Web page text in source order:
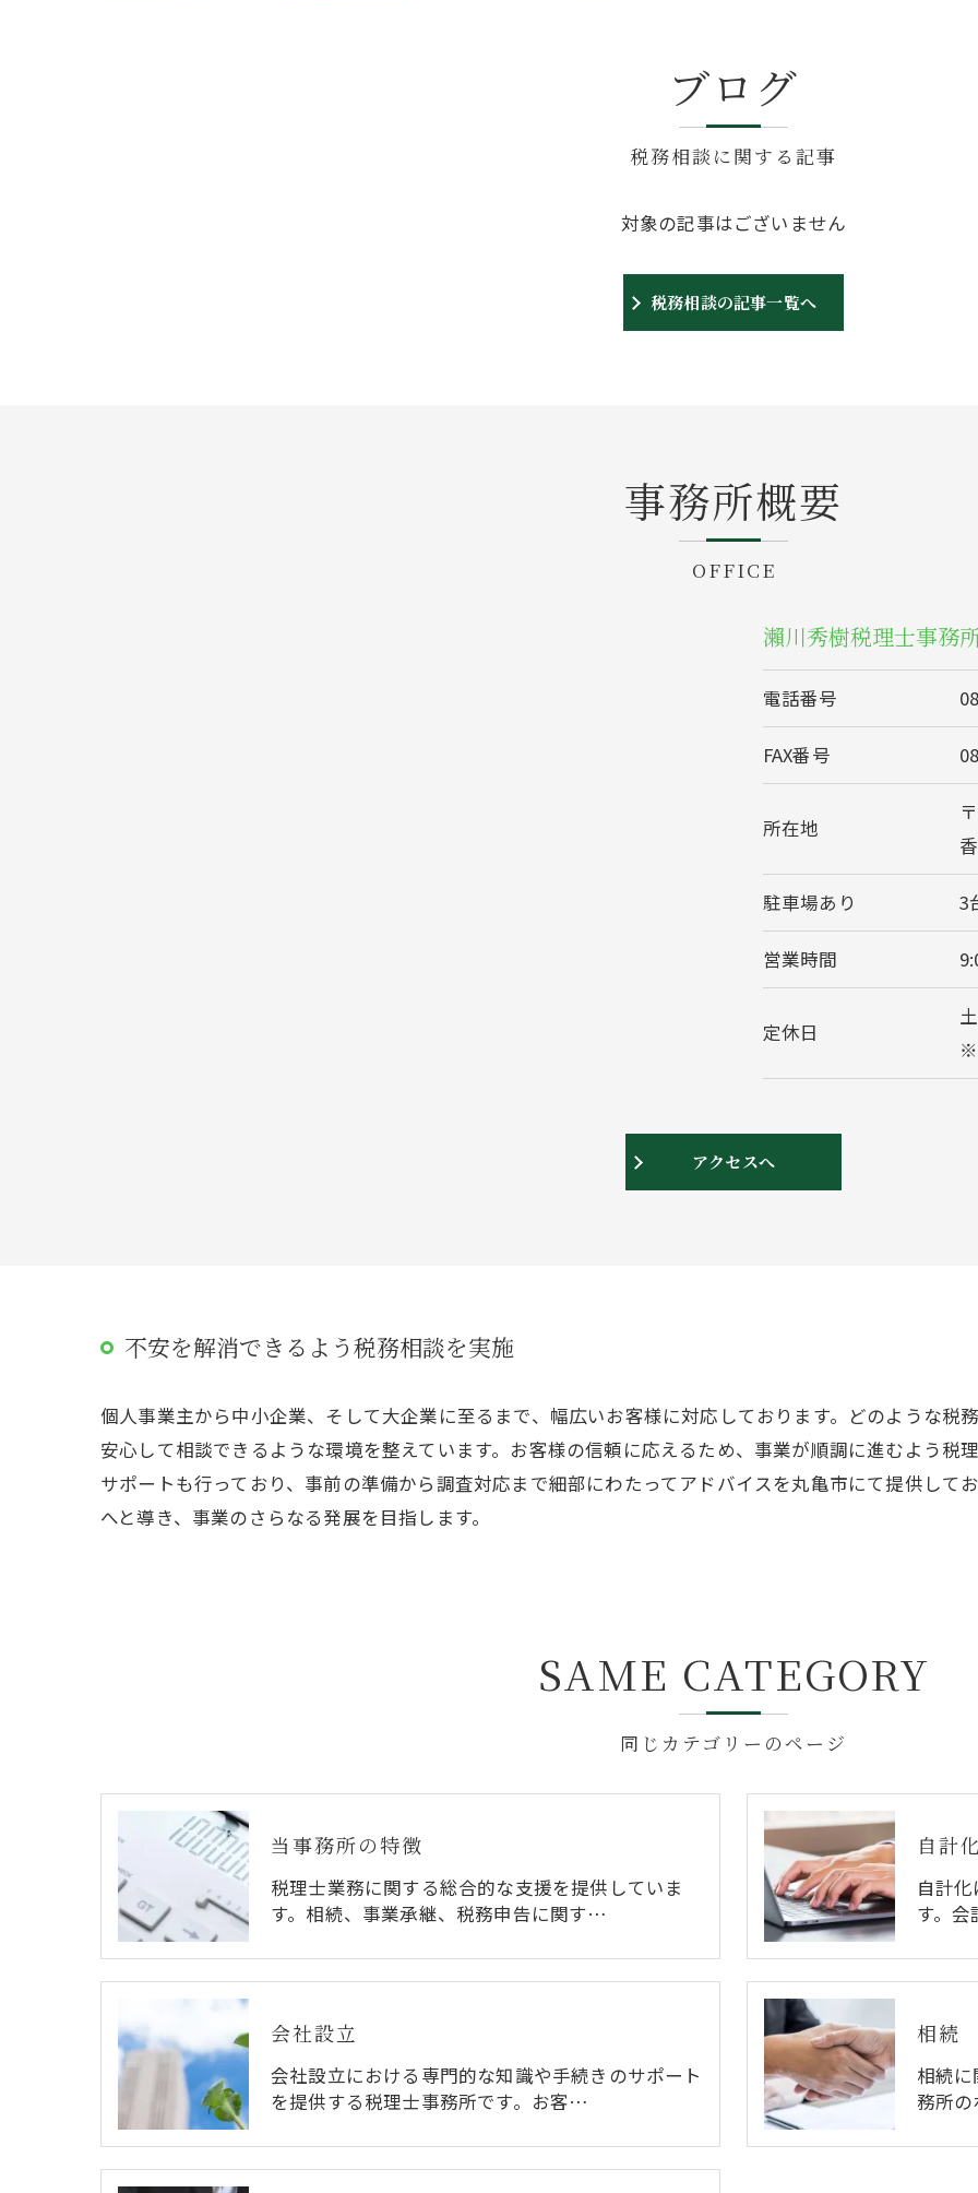
ブログ
税務相談に関する記事
対象の記事はございません
税務相談の記事一覧へ
事務所概要
OFFICE
瀨川秀樹税理士事務
電話番号
FAX番号
所在地
駐車場あり 3
営業時間
定休日
※
アクセスへ
不安を解消できるよう税務相談を実施
個人事業主から中小企業、そして大企業に至るまで、幅広いお客様に対応しております。どのような税
安心して相談できるような環境を整えています。お客様の信頼に応えるため、事業が順調に進むよう税
サポートも行っており、事前の準備から調査対応まで細部にわたってアドバイスを丸亀市にて提供して
へと導き、事業のさらなる発展を目指します。
同じカテゴリーのページ
SAME CATEGORY
当事務所の特徴
税理士業務に関する総合的な支援を提供していま
す。相続、事業承継、税務申告に関す…
自計
自計
す。
会社設立
会社設立における専門的な知識や手続きのサポート
を提供する税理士事務所です。お客…
相続
相続
務所